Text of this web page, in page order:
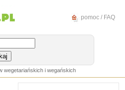
pomoc / FAQ
wegetariańskich i wegańskich